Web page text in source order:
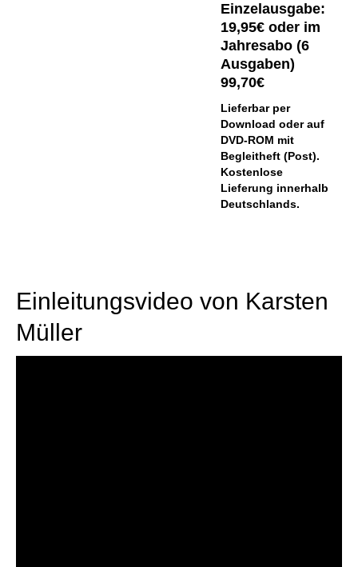
Einzelausgabe:
19,95€ oder im
Jahresabo (6
Ausgaben)
99,70€
Lieferbar per
Download oder auf
DVD-ROM mit
Begleitheft (Post).
Kostenlose
Lieferung innerhalb
Deutschlands.
Einleitungsvideo von Karsten
Müller